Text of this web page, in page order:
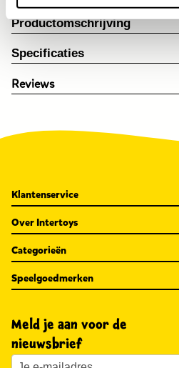
Productomschrijving
Specificaties
Reviews
Klantenservice
Over Intertoys
Categorieën
Speelgoedmerken
Meld je aan voor de
nieuwsbrief